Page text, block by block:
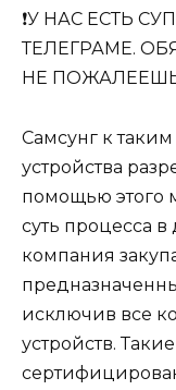
❗️У НАС ЕСТЬ
ТЕЛЕГРАМЕ.
НЕ
Самсунг к
устройства
помощью этого
суть процесса
компания
исключив все
устройств.